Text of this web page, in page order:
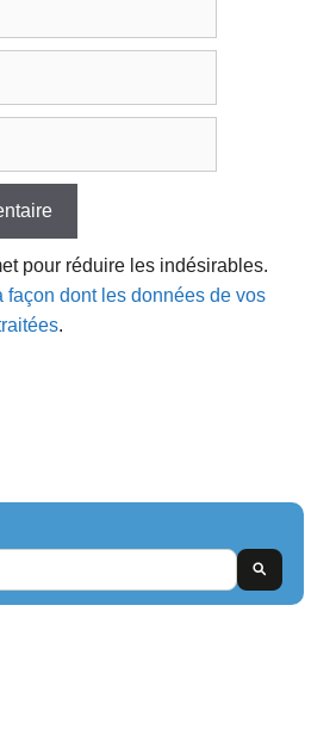
pour réduire les indésirables.
façon dont les données de vos
.